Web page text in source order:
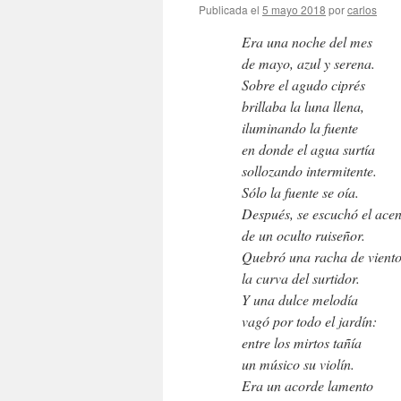
Publicada el 5 mayo 2018 porcarlos
Era una noche del mes
de mayo, azul y serena.
Sobre el agudo ciprés
brillaba la luna llena,
iluminando la fuente
en donde el agua surtía
sollozando intermitente.
Sólo la fuente se oía.
Después, se escuchó el
de un oculto ruiseñor.
Quebró una racha de viento
la curva del surtidor.
Y una dulce melodía
vagó por todo el jardín:
entre los mirtos tañía
un músico su violín.
Era un acorde lamento